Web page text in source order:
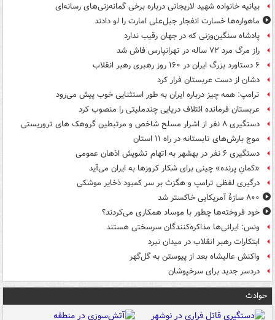
بیانیه خانواده شهید لاریجانی درباره برخی گمانه‌زنی‌های رسانه‌ای
ماهواره‌ها خسارت انفجار جبل‌علی امارت را لو دادند
پادشاه سنگین‌وزنی که در جهان رقیب ندارد
راز مرگ مرد ۷۲ ساله در تهرانپارس فاش شد
۶ دستاورد بزرگ ایران در ۱۶۰ روز رهبری رهبر انقلاب
دشان از دست عربستان فرار کرد
ترامپ: همه چیز درباره ایران به طور استثنایی خوب پیش می‌رود
عربستان فرمانده ائتلاف دریایی چندملیتی را منصوب کرد
دستگیری ۸ نفر از اشرار مسلح شاخص و مرتبطین گروهک های تروریستی
موج بارش‌های تابستانه در راه ۱۱ استان
دستگیری ۶ نفر در بهشهر به اتهام تشویش اذهان عمومی
«کمانِ پرنده» چینی برای شکار کروزها به ایران می‌آید
درگیری لفظی ترامپ و هگزث بر سر کمبود ذخایر موشکی
۸۰۰ سازۀ آمریکایی خاکستر شد
خود فروخته‌ها چطور با موساد همکاری می‌کردند؟
ونس: ایرانی‌ها مذاکره‌کنندگان سرسختی هستند
ابتکارات رهبر انقلاب در میدان نبرد
واکنش عالیشاه بعد از پیوستن به گل‌گهر
دردسر جدید برای سرخپوشان
حوادث